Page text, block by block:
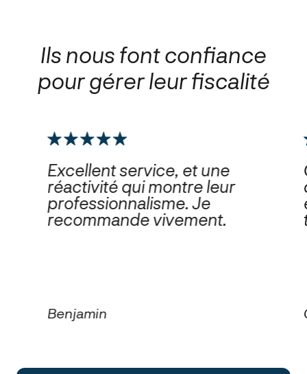
Ils nous font confiance
pour gérer leur fiscalité
Excellent service, et une
réactivité qui montre leur
professionnalisme. Je
recommande vivement.
Benjamin